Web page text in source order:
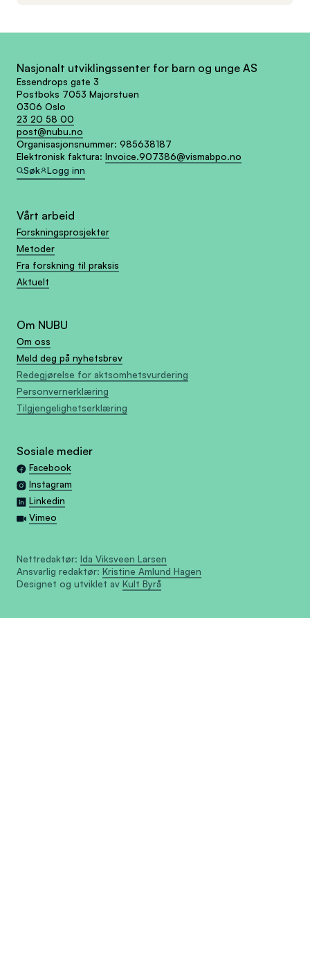
Nasjonalt utviklingssenter for barn og unge AS
Essendrops gate 3
Postboks 7053 Majorstuen
0306 Oslo
23 20 58 00
post@nubu.no
Organisasjonsnummer: 985638187
Elektronisk faktura: Invoice.907386@vismabpo.no
Søk
Logg inn
Vårt arbeid
Forskningsprosjekter
Metoder
Fra forskning til praksis
Aktuelt
Om NUBU
Om oss
Meld deg på nyhetsbrev
Redegjørelse for aktsomhetsvurdering
Personvernerklæring
Tilgjengelighetserklæring
Sosiale medier
Facebook
Instagram
Linkedin
Vimeo
Nettredaktør: Ida Viksveen Larsen
Ansvarlig redaktør: Kristine Amlund Hagen
Designet og utviklet av Kult Byrå